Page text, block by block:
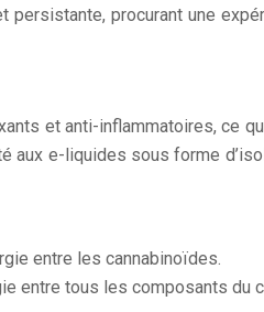
procurant une
et anti-inflammatoires, ce
aux e-liquides sous forme
entre les cannabinoïdes.
entre tous les composants du